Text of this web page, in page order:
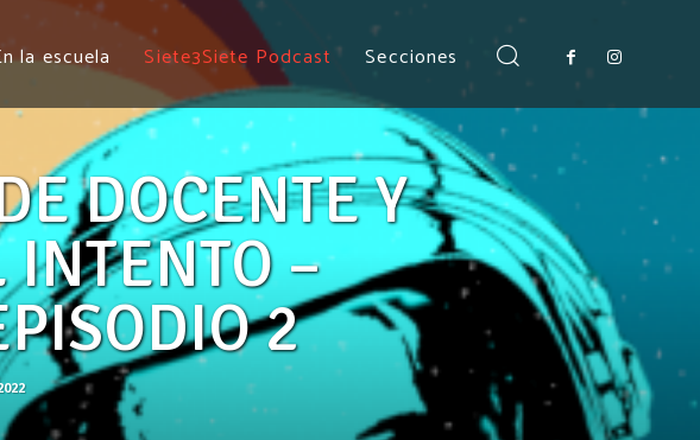
la escuela Siete3Siete Podcast Secciones
EN EL INTENTO
PUBLICACIONES DESTACADAS
DOCENTE Y
INTENTO –
2